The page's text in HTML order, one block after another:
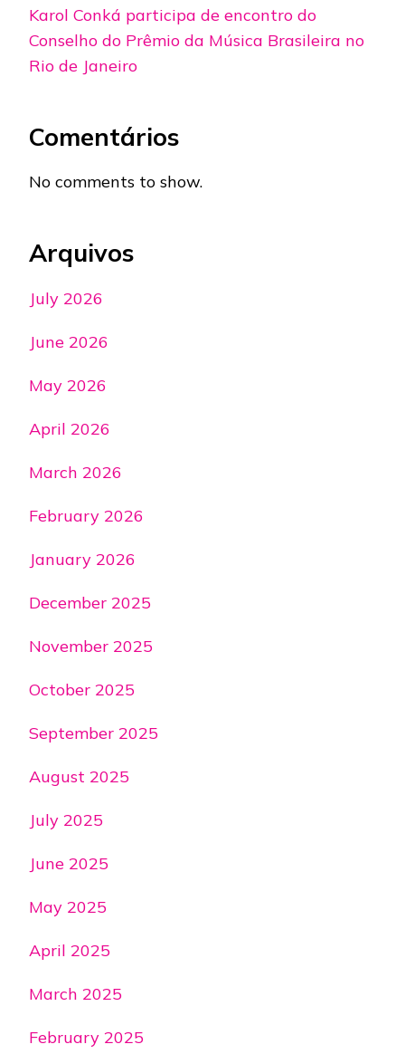
Karol Conká participa de encontro do
Conselho do Prêmio da Música Brasileira no
Rio de Janeiro
Comentários
No comments to show.
Arquivos
July 2026
June 2026
May 2026
April 2026
March 2026
February 2026
January 2026
December 2025
November 2025
October 2025
September 2025
August 2025
July 2025
June 2025
May 2025
April 2025
March 2025
February 2025